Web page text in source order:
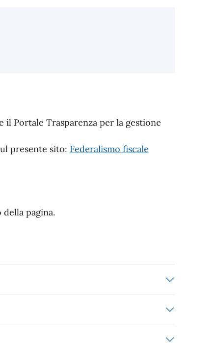
Portale Trasparenza per la gestione
presente sito: Federalismo fiscale
pagina.